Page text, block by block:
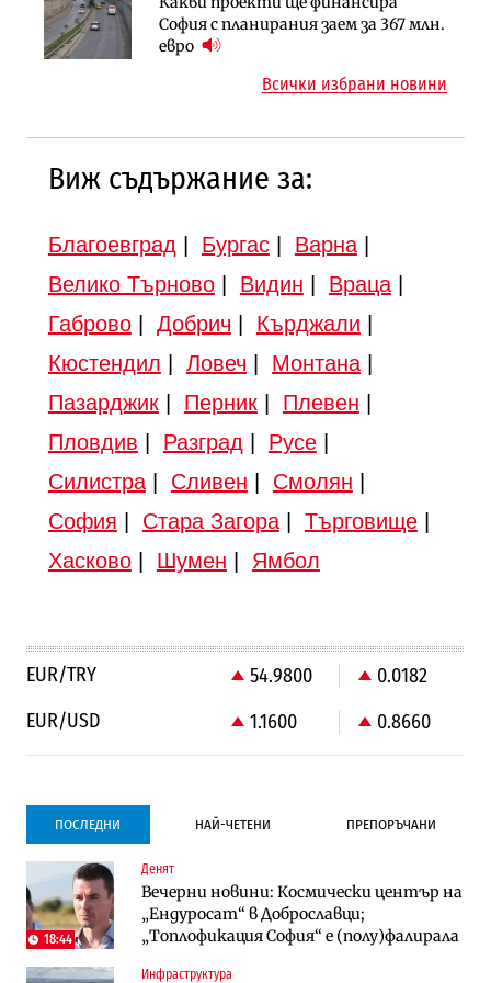
София с планирания заем за 367 млн.
евро
Градоустройство
Шест кандидата с интерес към
ръчно управление“ общинската
инвестиционна програма
Всички избрани новини
Виж съдържание за:
Благоевград Бургас| Варна|
Велико Търново| Видин Враца|
Габрово| Добрич Кърджали
Кюстендил
Ловеч Монтана|
Пазарджик| Перник| Плевен
Пловдив
Разград Русе|
Силистра| Сливен Смолян
София
Стара Загора| Търговище|
Хасково| Шумен Ямбол
EUR/TRY 54.9800
0.0182
EUR/USD
1.1600 0.8660
ПОСЛЕДНИ НАЙ-ЧЕТЕНИ ПРЕПОРЪЧАНИ
18:44
Денят
Вечерни новини: Космически център на
„Ендуросат“ в Доброславци;
„Топлофикация София“ e (полу)фалирала
Инфраструктура
Градоустройство
Столична община избра изпълнител за
преместването на трамвайното
трасе по бул. „Скобелев“
Компании
Компании
Vivacom предлага над 150 устройства с
90% отстъпка през август
To:know